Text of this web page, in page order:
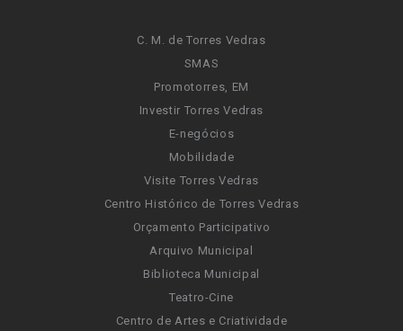
C. M. de Torres Vedras
SMAS
Promotorres, EM
Investir Torres Vedras
E-negócios
Mobilidade
Visite Torres Vedras
Centro Histórico de Torres Vedras
Orçamento Participativo
Arquivo Municipal
Biblioteca Municipal
Teatro-Cine
Centro de Artes e Criatividade